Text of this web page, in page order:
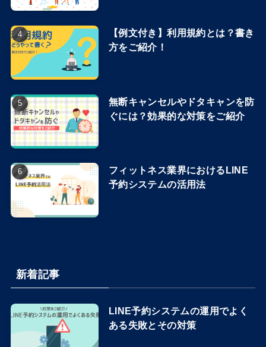
【例文付き】利用規約とは？書き
方をご紹介！
無断キャンセルやドタキャンを防
ぐには？効果的な対策をご紹介
フィットネス業界におけるLINE
予約システムの活用法
新着記事
LINE予約システムの運用でよく
ある失敗とその対策